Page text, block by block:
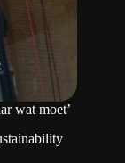
wat moet’